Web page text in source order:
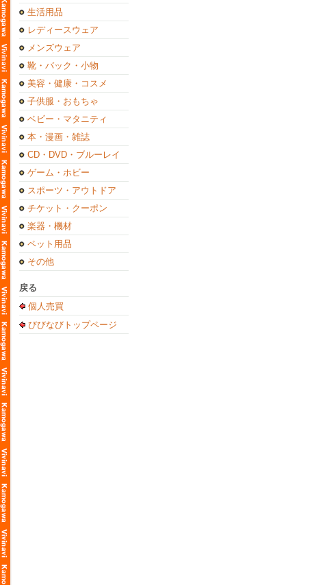
生活用品
レディースウェア
メンズウェア
靴・バック・小物
美容・健康・コスメ
子供服・おもちゃ
ベビー・マタニティ
本・漫画・雑誌
CD・DVD・ブルーレイ
ゲーム・ホビー
スポーツ・アウトドア
チケット・クーポン
楽器・機材
ペット用品
その他
戻る
個人売買
びびなびトップページ